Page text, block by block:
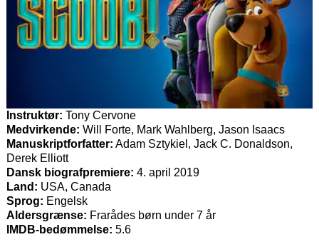
Instruktør: Tony Cervone
Medvirkende: Will Forte, Mark Wahlberg, Jason Isaacs
Manuskriptforfatter: Adam Sztykiel, Jack C. Donaldson,
Derek Elliott
Dansk biografpremiere: 4. april 2019
Land: USA, Canada
Sprog: Engelsk
Aldersgrænse: Frarådes børn under 7 år
IMDB-bedømmelse: 5.6